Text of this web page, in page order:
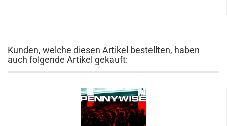
Kunden, welche diesen Artikel bestellten, haben
auch folgende Artikel gekauft: